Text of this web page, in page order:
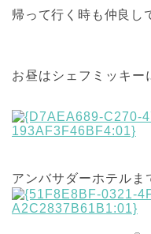
帰って行く時も仲良し
お昼はシェフミッキー
アンバサダーホテルま